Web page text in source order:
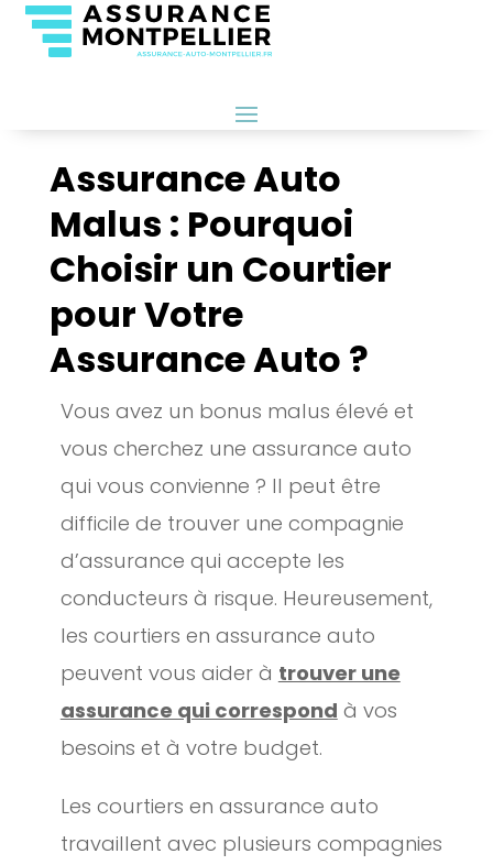
Assurance Auto
Malus : Pourquoi
Choisir un Courtier
pour Votre
Assurance Auto ?
Vous avez un bonus malus élevé et
vous cherchez une assurance auto
qui vous convienne ? Il peut être
difficile de trouver une compagnie
d’assurance qui accepte les
conducteurs à risque. Heureusement,
les courtiers en assurance auto
peuvent vous aider à trouver une
assurance qui correspond à vos
besoins et à votre budget.
Les courtiers en assurance auto
travaillent avec plusieurs compagnies